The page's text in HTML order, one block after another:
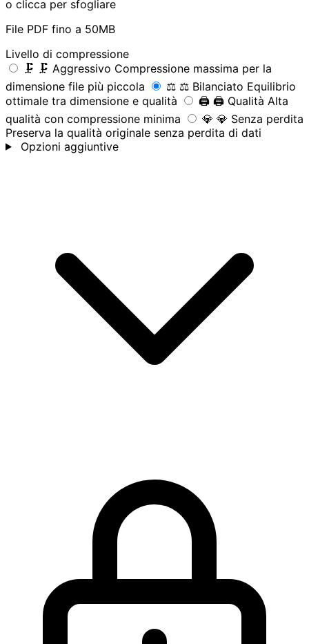
o clicca per sfogliare
File PDF fino a 50MB
Livello di compressione
🗜️ 🗜️ Aggressivo Compressione massima per la
dimensione file più piccola
⚖️ ⚖️ Bilanciato Equilibrio
ottimale tra dimensione e qualità
🖨️ 🖨️ Qualità Alta
qualità con compressione minima
💎 💎 Senza perdita
Preserva la qualità originale senza perdita di dati
Opzioni aggiuntive